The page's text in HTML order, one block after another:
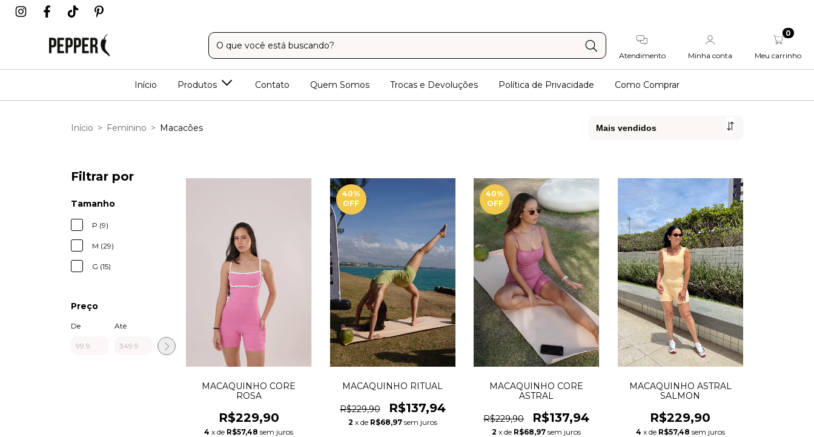
Atendimento Minha conta Meu carrinho
0
Início Produtos Contato Quem Somos Trocas e Devoluções Política de Privacidade Como Comprar
Início > Feminino > Macacões
Filtrar por
Tamanho
P (9)
M (29)
G (15)
Preço
De Até
MACAQUINHO CORE
ROSA
R$229,90
4 x de R$57,48 sem juros
40%
OFF
MACAQUINHO RITUAL
R$229,90 R$137,94
2 x de R$68,97 sem juros
40%
OFF
MACAQUINHO CORE
ASTRAL
R$229,90 R$137,94
2 x de R$68,97 sem juros
MACAQUINHO ASTRAL
SALMON
R$229,90
4 x de R$57,48 sem juros